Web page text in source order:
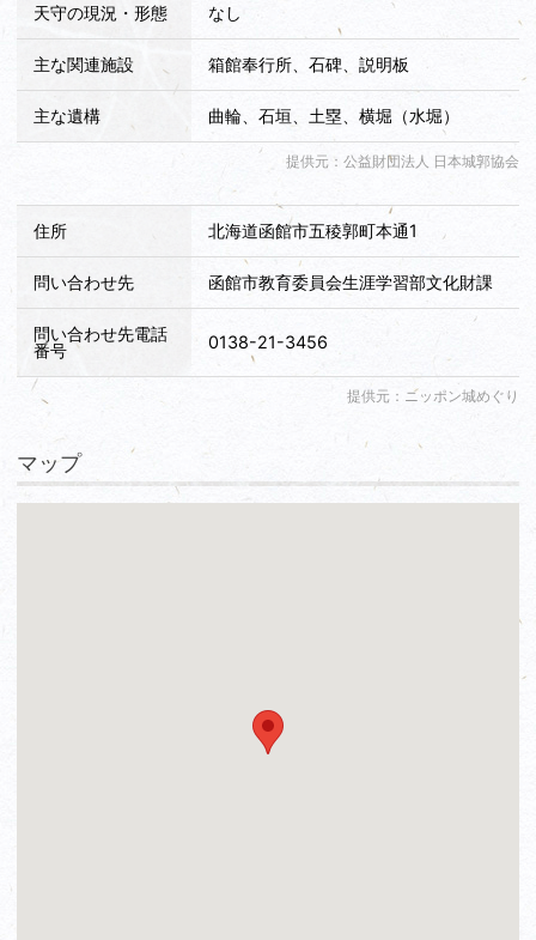
天守の現況・形態 なし
主な関連施設 箱館奉行所、石碑、説明板
主な遺構 曲輪、石垣、土塁、横堀（水堀）
提供元：公益財団法人 日本城郭協会
住所 北海道函館市五稜郭町本通1
問い合わせ先 函館市教育委員会生涯学習部文化財課
問い合わせ先電話
番号
0138-21-3456
提供元：ニッポン城めぐり
マップ